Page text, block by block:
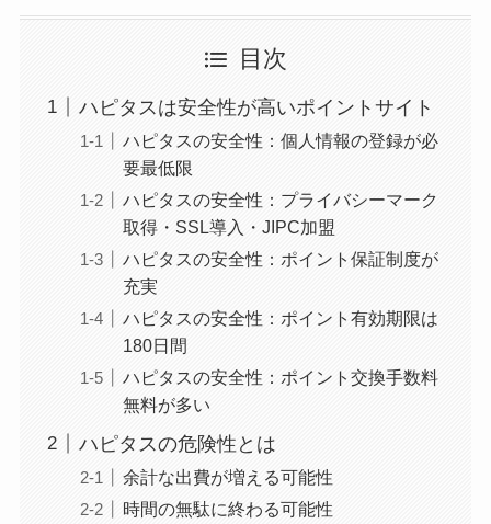
目次
ハピタスは安全性が高いポイントサイト
ハピタスの安全性：個人情報の登録が必
要最低限
ハピタスの安全性：プライバシーマーク
取得・SSL導入・JIPC加盟
ハピタスの安全性：ポイント保証制度が
充実
ハピタスの安全性：ポイント有効期限は
180日間
ハピタスの安全性：ポイント交換手数料
無料が多い
ハピタスの危険性とは
余計な出費が増える可能性
時間の無駄に終わる可能性